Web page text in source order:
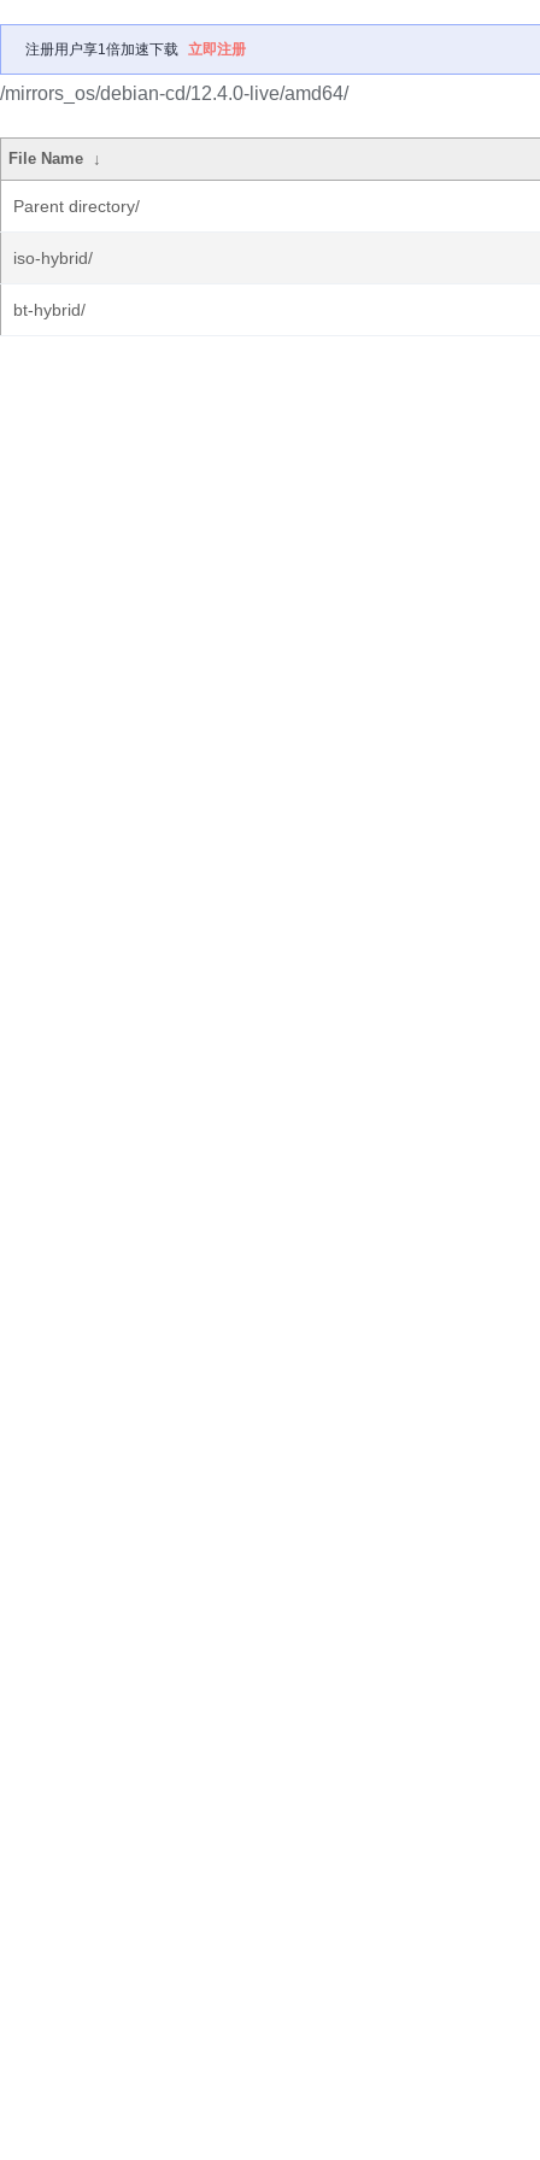
注册用户享1倍加速下载 立即注册
/mirrors_os/debian-cd/12.4.0-live/amd64/
File Name ↓
Parent directory/
iso-hybrid/
bt-hybrid/